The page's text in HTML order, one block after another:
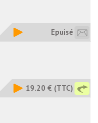
Epuisé
19.20 € (TTC)